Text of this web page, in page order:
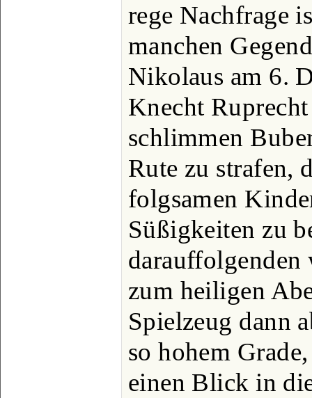
rege Nachfrage
manchen
Nikolaus am 6.
Knecht
schlimmen
Rute zu strafen,
folgsamen
Süßigkeiten zu
darauffolgenden
zum heiligen
Spielzeug dann
so hohem
einen Blick in